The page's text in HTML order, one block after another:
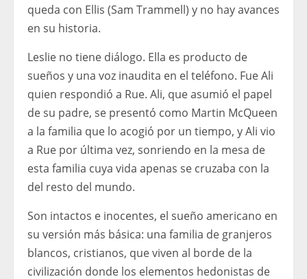
queda con Ellis (Sam Trammell) y no hay avances
en su historia.
Leslie no tiene diálogo. Ella es producto de
sueños y una voz inaudita en el teléfono. Fue Ali
quien respondió a Rue. Ali, que asumió el papel
de su padre, se presentó como Martin McQueen
a la familia que lo acogió por un tiempo, y Ali vio
a Rue por última vez, sonriendo en la mesa de
esta familia cuya vida apenas se cruzaba con la
del resto del mundo.
Son intactos e inocentes, el sueño americano en
su versión más básica: una familia de granjeros
blancos, cristianos, que viven al borde de la
civilización donde los elementos hedonistas de